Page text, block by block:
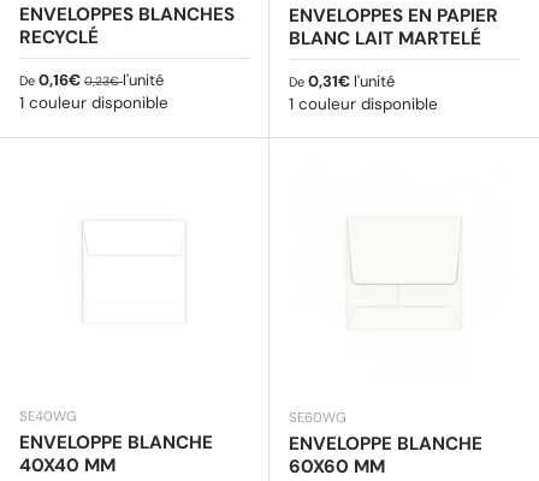
ENVELOPPES BLANCHES
RECYCLÉ
Prix soldé
De 0,16€ Prix habituel
0,23€l'unité
1 couleur disponible
ENVELOPPES EN PAPIER
BLANC LAIT MARTELÉ
Prix habituel
De 0,31€ l'unité
1 couleur disponible
SE40WG
ENVELOPPE BLANCHE
40X40 MM
SE60WG
ENVELOPPE BLANCHE
60X60 MM